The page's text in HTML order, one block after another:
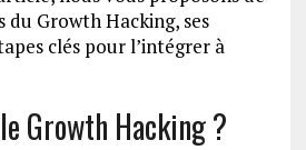
du Growth Hacking, ses
clés pour l’intégrer à
Growth Hacking ?